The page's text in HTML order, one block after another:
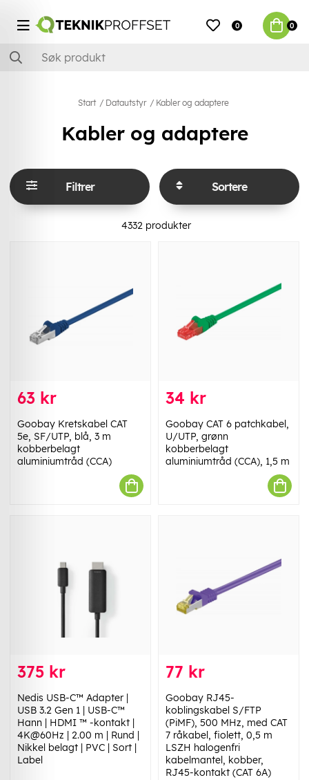
0 0
Start Datautstyr Kabler og adaptere
Kabler og adaptere
Filtrer Sortere
4332produkter
63 kr
Goobay Kretskabel CAT
5e, SF/UTP, blå, 3 m
kobberbelagt
aluminiumtråd (CCA)
34 kr
Goobay CAT 6 patchkabel,
U/UTP, grønn
kobberbelagt
aluminiumtråd (CCA), 1,5 m
375 kr
Nedis USB-C™ Adapter |
USB 3.2 Gen 1 | USB-C™
Hann | HDMI ™ -kontakt |
4K@60Hz | 2.00 m | Rund |
Nikkel belagt | PVC | Sort |
Label
77 kr
Goobay RJ45-
koblingskabel S/FTP
(PiMF), 500 MHz, med CAT
7 råkabel, fiolett, 0,5 m
LSZH halogenfri
kabelmantel, kobber,
RJ45-kontakt (CAT 6A)